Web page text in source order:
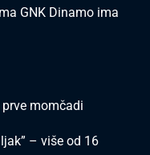
GNK Dinamo ima
momčadi
– više od 16